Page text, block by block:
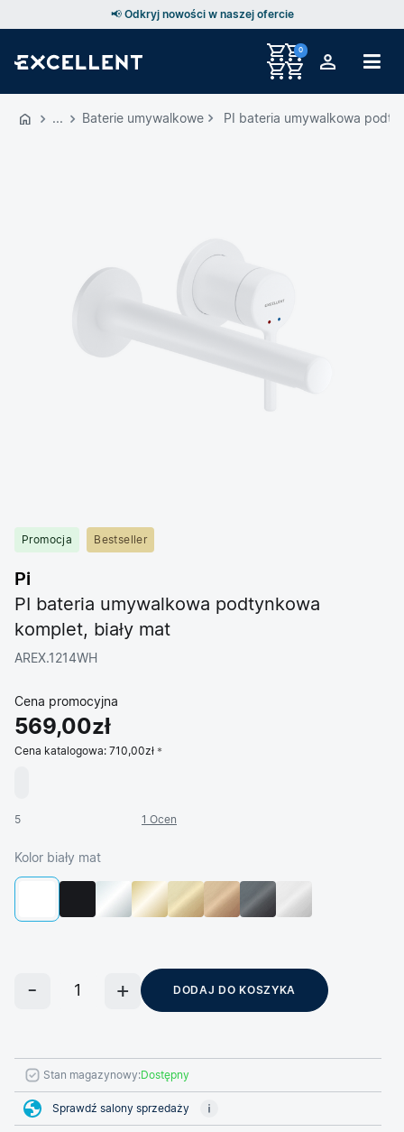
WYSZUKIWARKI
📢 Odkryj nowości w naszej ofercie
0
Baterie umywalkowe PI bateria umywalkowa
Promocja Bestseller
Pi
PI bateria umywalkowa podtynkowa
komplet, biały mat
AREX.1214WH
Cena promocyjna
569,00zł
Cena katalogowa: 710,00zł
5 1 Ocen
Kolor biały mat
DODAJ DO KOSZYKA
Stan magazynowy:Dostępny
Sprawdź salony sprzedaży